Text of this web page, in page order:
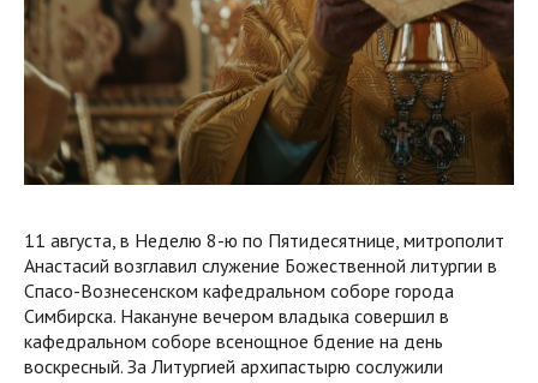
11 августа, в Неделю 8-ю по Пятидесятнице, митрополит
Анастасий возглавил служение Божественной литургии в
Спасо-Вознесенском кафедральном соборе города
Симбирска. Накануне вечером владыка совершил в
кафедральном соборе всенощное бдение на день
воскресный. За Литургией архипастырю сослужили